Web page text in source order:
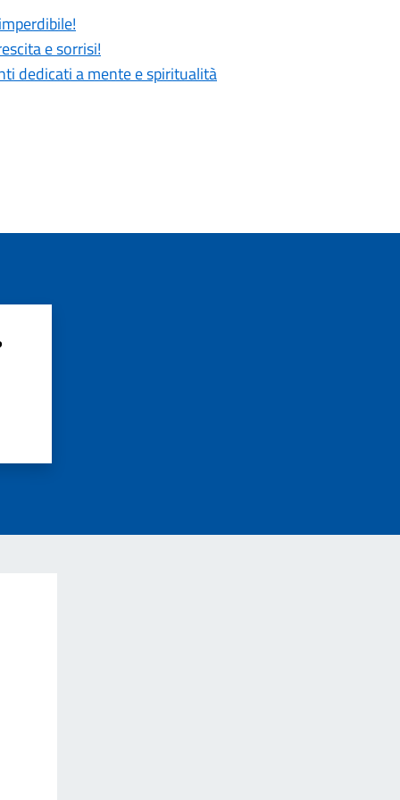
e sorrisi!
dedicati a mente e spiritualità